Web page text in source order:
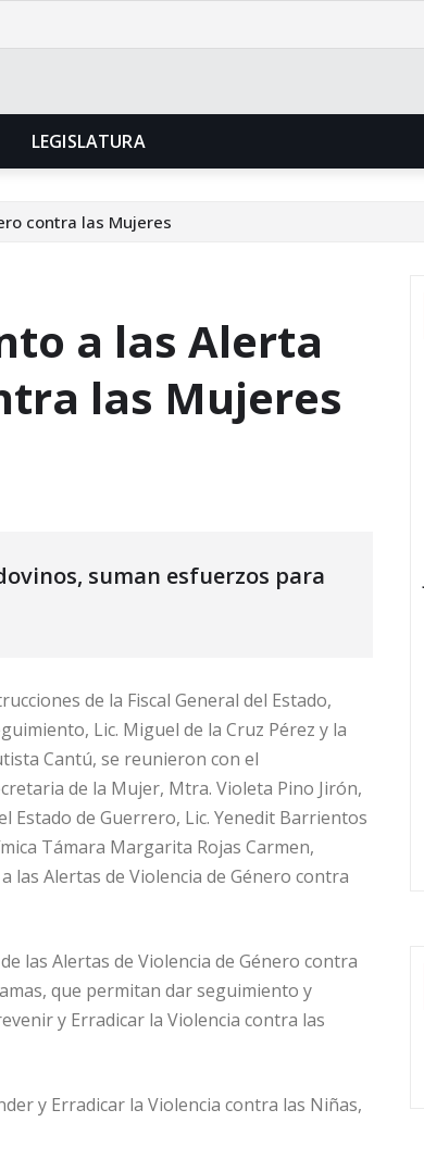
LEGISLATURA
contra las Mujeres
a las Alerta
las Mujeres
suman esfuerzos para
de la Fiscal General del Estado,
Lic. Miguel de la Cruz Pérez y la
Cantú, se reunieron con el
de la Mujer, Mtra. Violeta Pino Jirón,
Estado de Guerrero, Lic. Yenedit Barrientos
Támara Margarita Rojas Carmen,
las Alertas de Violencia de Género contra
las Alertas de Violencia de Género contra
que permitan dar seguimiento y
y Erradicar la Violencia contra las
y Erradicar la Violencia contra las Niñas,